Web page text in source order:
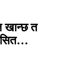
खान्छ त